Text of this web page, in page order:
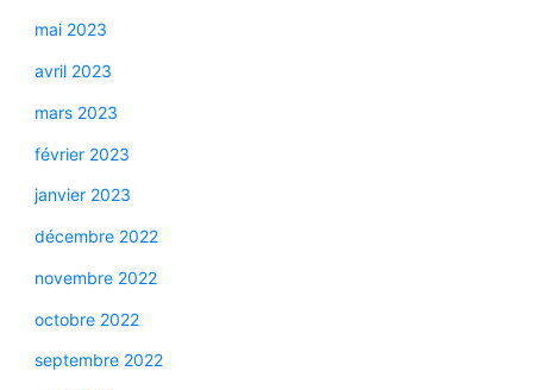
mai 2023
avril 2023
mars 2023
février 2023
janvier 2023
décembre 2022
novembre 2022
octobre 2022
septembre 2022